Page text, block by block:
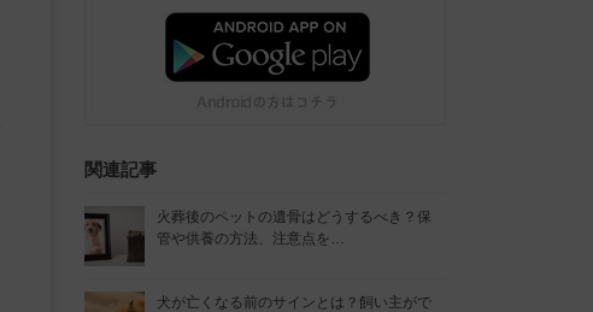
関連記事
火葬後のペットの遺骨はどうするべき？保
管や供養の方法、注意点を…
犬が亡くなる前のサインとは？飼い主がで